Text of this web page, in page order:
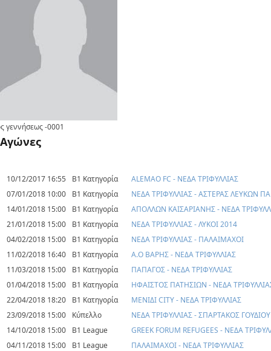
γεννήσεως-0001
Αγώνες
10/12/2017 16:55 Β1 Κατηγορία
ALEMAO FC - ΝΕΔΑ ΤΡΙΦΥΛΛΙΑΣ
07/01/2018 10:00
Β1 Κατηγορία
ΝΕΔΑ ΤΡΙΦΥΛΛΙΑΣ - ΑΣΤΕΡΑΣ ΛΕΥΚΩΝ
14/01/2018 15:00
Β1 Κατηγορία
ΑΠΟΛΛΩΝ ΚΑΙΣΑΡΙΑΝΗΣ - ΝΕΔΑ
21/01/2018 15:00
Β1 Κατηγορία
ΝΕΔΑ ΤΡΙΦΥΛΛΙΑΣ - ΛΥΚΟΙ 2014
04/02/2018 15:00
Β1 Κατηγορία
ΝΕΔΑ ΤΡΙΦΥΛΛΙΑΣ - ΠΑΛΑΙΜΑΧΟΙ
11/02/2018 16:40
Β1 Κατηγορία
Α.Ο ΒΑΡΗΣ - ΝΕΔΑ ΤΡΙΦΥΛΛΙΑΣ
11/03/2018 15:00
Β1 Κατηγορία
ΠΑΠΑΓΟΣ - ΝΕΔΑ ΤΡΙΦΥΛΛΙΑΣ
01/04/2018 15:00
Β1 Κατηγορία
ΗΦΑΙΣΤΟΣ ΠΑΤΗΣΙΩΝ - ΝΕΔΑ
22/04/2018 18:20
Β1 Κατηγορία
ΜΕΝΙΔΙ CITY - ΝΕΔΑ ΤΡΙΦΥΛΛΙΑΣ
23/09/2018 15:00
Κύπελλο
ΝΕΔΑ ΤΡΙΦΥΛΛΙΑΣ - ΣΠΑΡΤΑΚΟΣ ΓΟΥΔΙΟΥ
14/10/2018 15:00
B1 League
GREEK FORUM REFUGEES - ΝΕΔΑ
04/11/2018 15:00
B1 League
ΠΑΛΑΙΜΑΧΟΙ - ΝΕΔΑ ΤΡΙΦΥΛΛΙΑΣ